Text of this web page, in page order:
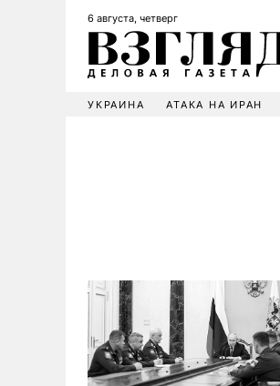
6 августа, четверг
УКРАИНА АТАКА НА ИРАН